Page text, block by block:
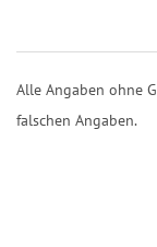
Alle Angaben ohne
falschen Angaben.